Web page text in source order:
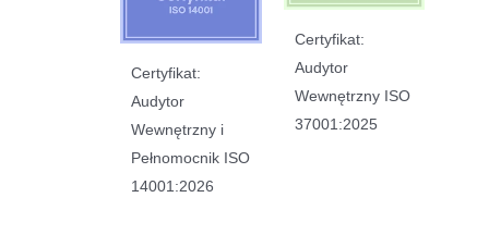
Certyfikat:
Audytor
Wewnętrzny i
Pełnomocnik ISO
14001:2026
Certyfikat:
Audytor
Wewnętrzny ISO
37001:2025